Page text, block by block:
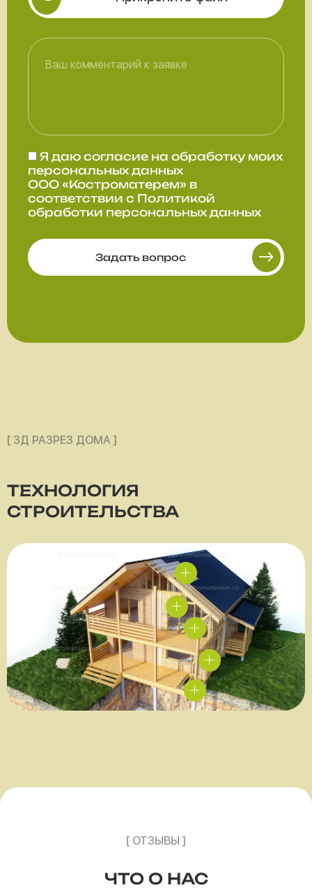
Я даю согласие на обработку моих
персональных данных
ООО «Костроматерем» в
соответствии с Политикой
обработки персональных данных
Задать вопрос
[ 3Д РАЗРЕЗ ДОМА ]
ТЕХНОЛОГИЯ
СТРОИТЕЛЬСТВА
[ ОТЗЫВЫ ]
ЧТО О НАС